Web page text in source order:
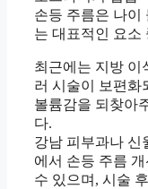
손등 주름은 나이
는 대표적인 요소
최근에는 지방 이
러 시술이 보편화
볼륨감을 되찾아
다.
강남 피부과나 신
에서 손등 주름
수 있으며, 시술